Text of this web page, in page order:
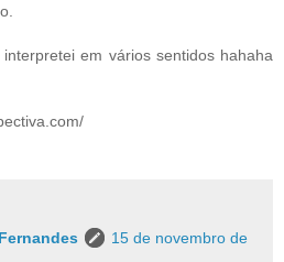
em vários sentidos hahaha
15 de novembro de